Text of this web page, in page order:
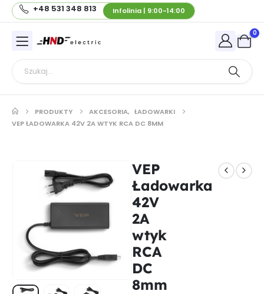
+48 531 348 813 Infolinia | 9:00-14:00
0
PRODUKTY AKCESORIA, ŁADOWARKI
VEP ŁADOWARKA 42V 2A WTYK RCA DC 8MM
VEP
Ładowarka
42V
2A
wtyk
RCA
DC
8mm